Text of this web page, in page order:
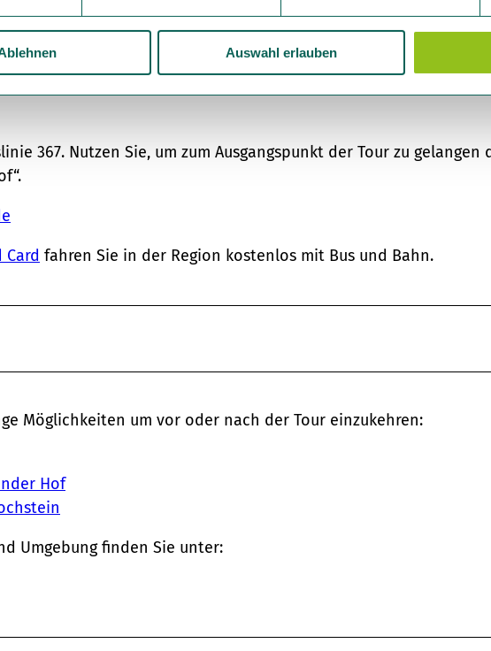
Auswahl erlauben
sich am Wanderportal Wenholthausen an der Wennebrücke.
367. Nutzen Sie, um zum Ausgangspunkt der Tour zu gelangen
fahren Sie in der Region kostenlos mit Bus und Bahn.
Möglichkeiten um vor oder nach der Tour einzukehren:
Hof
Umgebung finden Sie unter: